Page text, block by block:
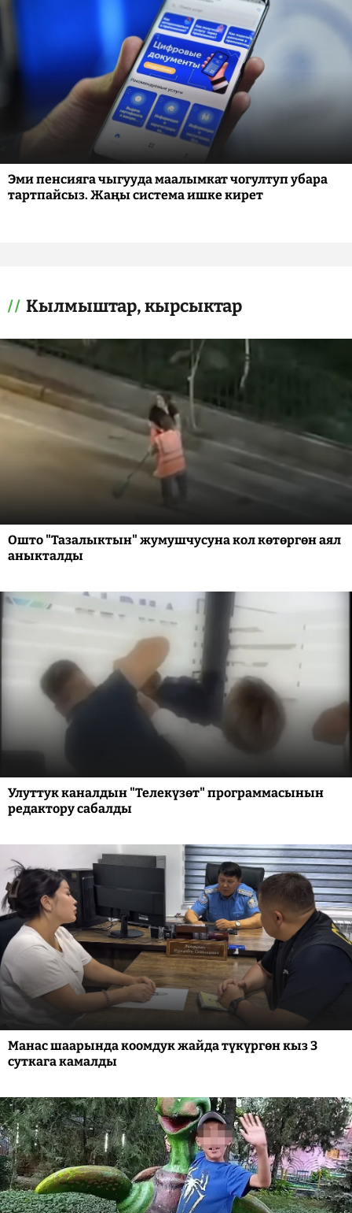
Эми пенсияга чыгууда маалымкат чогултуп убара
тартпайсыз. Жаңы система ишке кирет
Кылмыштар, кырсыктар
Ошто "Тазалыктын" жумушчусуна кол көтөргөн аял
аныкталды
Улуттук каналдын "Телекүзөт" программасынын
редактору сабалды
Манас шаарында коомдук жайда түкүргөн кыз 3
суткага камалды